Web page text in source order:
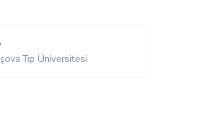
Tıp Üniversitesi